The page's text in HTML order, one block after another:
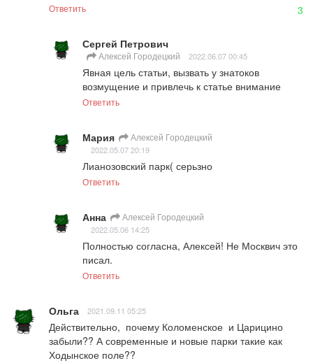
Ответить 3
Сергей Петрович
Алексей Городецкий 2022.06.07 00:45
Явная цель статьи, вызвать у знатоков
возмущение и привлечь к статье внимание
Ответить
Мария Алексей Городецкий
2022.05.07 20:19
Лианозовский парк( серьзно
Ответить
Анна Алексей Городецкий
2022.05.06 14:25
Полностью согласна, Алексей! Не Москвич это
писал.
Ответить
Ольга 2021.09.11 05:25
Действительно,  почему Коломенское  и Царицино
забыли?? А современные и новые парки такие как
Ходынское поле??